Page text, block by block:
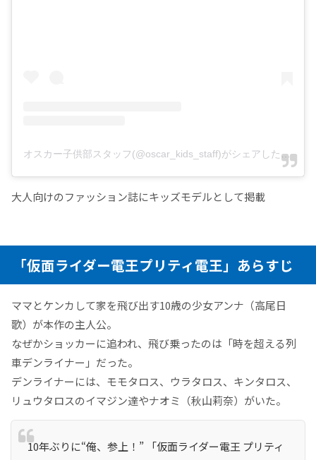
オスカー子供部スタッフ(@oscar_kids_staff)がシェアした投稿
大人向けのファッション誌にキッズモデルとして掲載
「仮面ライダー電王プリティ電王」あらすじ
ママとケンカして家を飛び出す10歳の少女アンナ（高尾日
歌）が本作の主人公。
なぜかショッカーに追われ、飛び乗ったのは「時を超える列
車デンライナー」だった。
デンライナーには、モモタロス、ウラタロス、キンタロス、
リュウタロスのイマジン達やナオミ（秋山莉奈）がいた。
10年ぶりに“俺、参上！” 「仮面ライダー電王 プリティ